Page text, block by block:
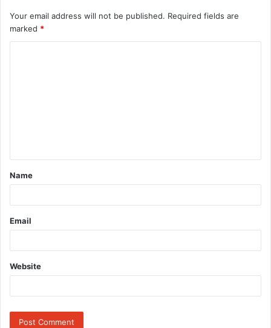
Your email address will not be published. Required fields are
marked *
t
*
Name
Email
Website